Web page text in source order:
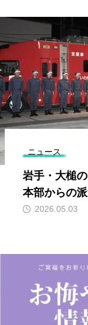
ニュース
岩手・大槌
本部からの
2026.05.03